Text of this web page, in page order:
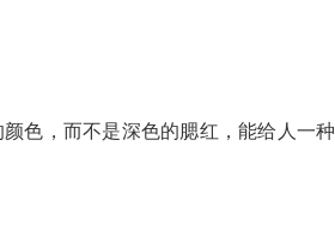
色，而不是深色的腮红，能给人一种